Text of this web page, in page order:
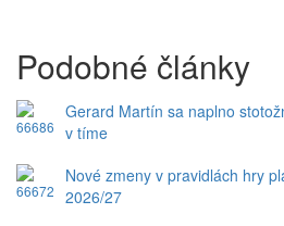
Podobné články
Gerard Martín sa naplno
v tíme
Nové zmeny v pravidlách hry
2026/27